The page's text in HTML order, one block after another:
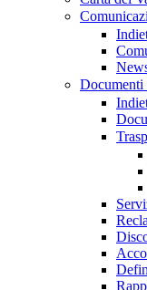
Documenti